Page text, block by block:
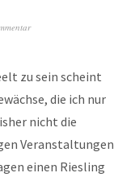
zu sein scheint
die ich nur
nicht die
Veranstaltungen
einen Riesling